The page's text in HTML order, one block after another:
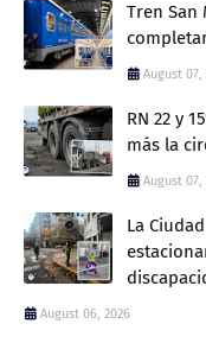
Tren San
August 07,
RN 22 y
más la
August 07,
La
August 06, 2026